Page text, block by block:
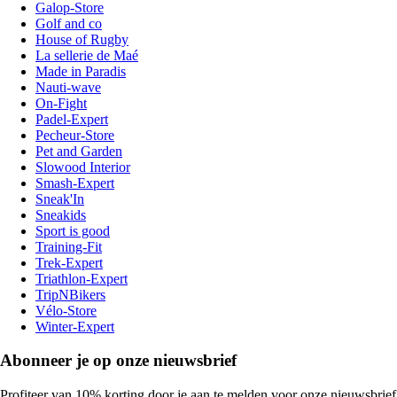
Galop-Store
Golf and co
House of Rugby
La sellerie de Maé
Made in Paradis
Nauti-wave
On-Fight
Padel-Expert
Pecheur-Store
Pet and Garden
Slowood Interior
Smash-Expert
Sneak'In
Sneakids
Sport is good
Training-Fit
Trek-Expert
Triathlon-Expert
TripNBikers
Vélo-Store
Winter-Expert
Abonneer je op onze nieuwsbrief